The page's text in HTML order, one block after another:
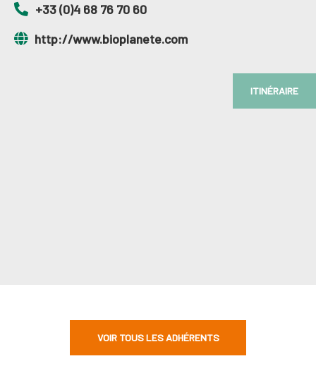
+33 (0)4 68 76 70 60
http://www.bioplanete.com
ITINÉRAIRE
VOIR TOUS LES ADHÉRENTS